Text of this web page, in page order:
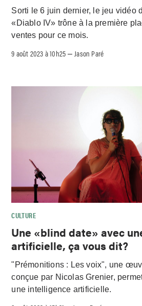
Sorti le 6 juin dernier, le jeu vidéo
«Diablo IV» trône à la première
ventes pour ce mois.
9 août 2023 à 10h25 – Jason Paré
CULTURE
Une «blind date» avec
artificielle, ça vous dit?
"Prémonitions : Les voix", une
conçue par Nicolas Grenier,
une intelligence artificielle.